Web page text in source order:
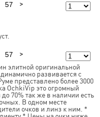
57
57
элитной оригинальной
развивается с
представлено более 3000
OchkiVip это огромный
70% так же в наличии есть
В одном месте
очков и линз к ним. *